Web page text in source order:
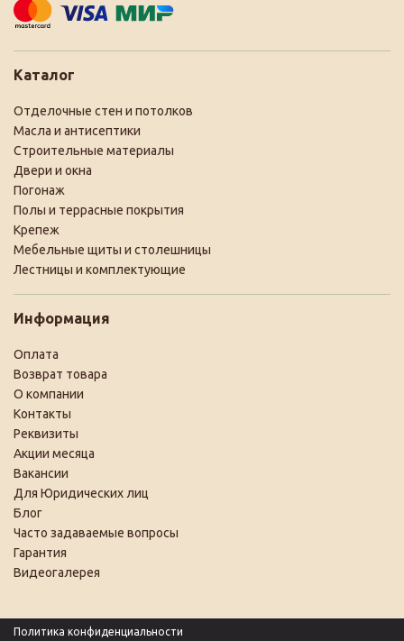
Каталог
Отделочные стен и потолков
Масла и антисептики
Строительные материалы
Двери и окна
Погонаж
Полы и террасные покрытия
Крепеж
Мебельные щиты и столешницы
Лестницы и комплектующие
Информация
Оплата
Возврат товара
О компании
Контакты
Реквизиты
Акции месяца
Вакансии
Для Юридических лиц
Блог
Часто задаваемые вопросы
Гарантия
Видеогалерея
Политика конфиденциальности